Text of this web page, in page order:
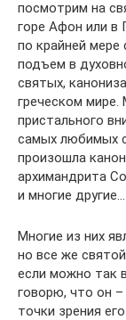
посмотрим на
горе Афон или в
по крайней
подъем в
святых,
греческом мире.
пристального
самых любимых
произошла
архимандрита
и многие другие…
Многие из них
но все же
если можно так
говорю, что он
точки зрения